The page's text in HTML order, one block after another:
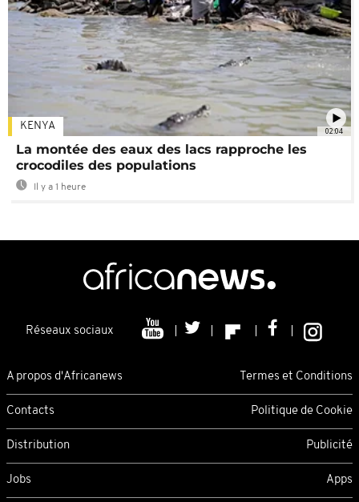
02:04
KENYA
La montée des eaux des lacs rapproche les
crocodiles des populations
Il y a 1 heure
Réseaux sociaux
A propos d'Africanews Termes et Conditions
Contacts Politique de Cookie
Distribution Publicité
Jobs Apps